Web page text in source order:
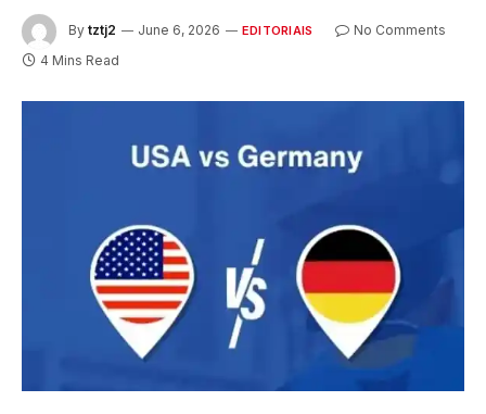
By tztj2 June 6, 2026 EDITORIAIS
No Comments
4 Mins Read